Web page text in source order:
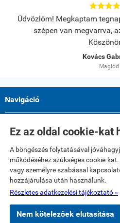
Ez az oldal cookie-kat
A böngészés folytatásával
működéséhez szükséges cookie-
vagy személyre szabással
hozzájárulása után használunk.
Részletes adatkezelési tájékoztató »
Nem kötelezőek elutasítása

Üdvözlöm! Megkaptam
szépen van megvarrva,
Kovács
Maglód
Navigáció
Saját fiók
Elérhetőségek
Paku Andrea ev.
2234 Maglód, Dózsa György utca 39
Telefon: 06 20 321 23 77
E-mail: textilshop1@gmail.com